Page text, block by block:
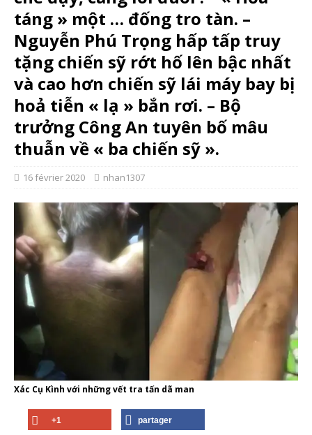
táng » một … đống tro tàn. –
Nguyễn Phú Trọng hấp tấp truy
tặng chiến sỹ rớt hố lên bậc nhất
và cao hơn chiến sỹ lái máy bay bị
hoả tiễn « lạ » bắn rơi. – Bộ
trưởng Công An tuyên bố mâu
thuẫn về « ba chiến sỹ ».
16 février 2020 nhan1307
Xác Cụ Kình với những vết tra tấn dã man
+1 partager